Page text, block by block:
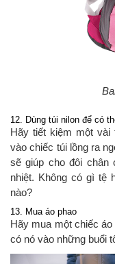
12. Dùng túi nilon để có
Hãy tiết kiệm một vài
vào chiếc túi lồng ra
sẽ giúp cho đôi
nhiệt. Không có gì tệ
nào?
13. Mua áo phao
Hãy mua một chiếc
có nó vào những buổi